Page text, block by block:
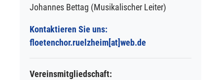
Johannes Bettag (Musikalischer Leiter)
Kontaktieren Sie uns:
floetenchor.ruelzheim[at]web.de
Vereinsmitgliedschaft: